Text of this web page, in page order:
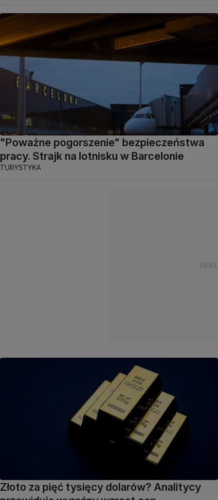
"Poważne pogorszenie" bezpieczeństwa
pracy. Strajk na lotnisku w Barcelonie
TURYSTYKA
Złoto za pięć tysięcy dolarów? Analitycy